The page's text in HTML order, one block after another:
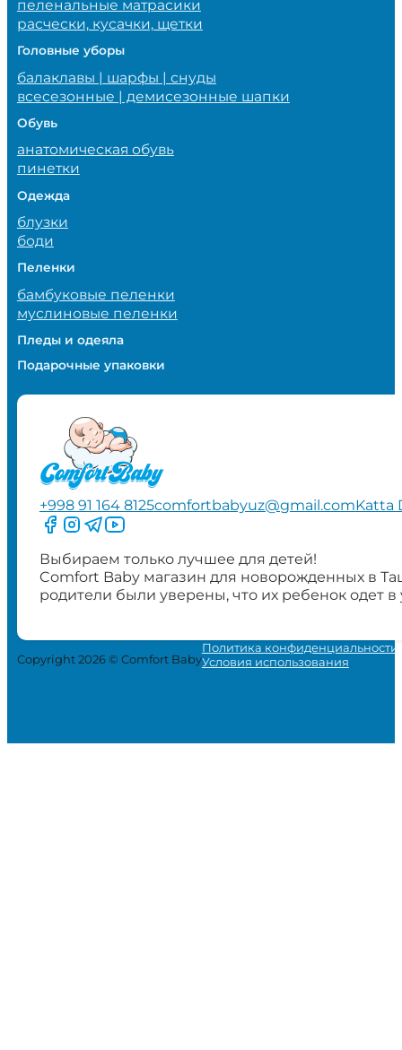
пеленальные матрасики
расчески, кусачки, щетки
Головные уборы
балаклавы | шарфы | снуды
всесезонные | демисезонные шапки
Обувь
анатомическая обувь
пинетки
Одежда
блузки
боди
Пеленки
бамбуковые пеленки
муслиновые пеленки
Пледы и одеяла
Подарочные упаковки
+998 91 164 8125comfortbabyuz@gmail.comKatta
Следите за нами на Facebook
Следите за нами в Instagram
Следите за нами в Telegram
Следите за нами в YouTube
Выбираем только лучшее для детей!
Comfort Baby магазин для новорожденных в
родители были уверены, что их ребенок одет
Copyright 2026 © Comfort Baby
Политика конфиденциальности
Условия использования